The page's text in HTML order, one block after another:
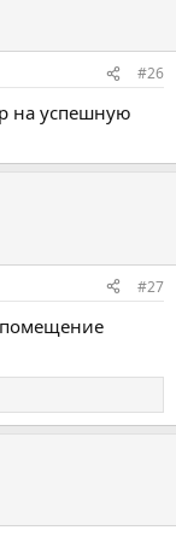
#26
на успешную
#27
помещение